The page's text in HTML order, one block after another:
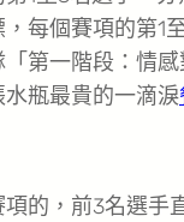
每個賽項的第1
第一階段：情
瓶最貴的一滴淚
的，前3名選手